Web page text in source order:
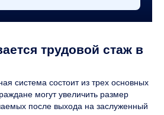
трудовой стаж в
система состоит из трех основных
могут увеличить размер
после выхода на заслуженный